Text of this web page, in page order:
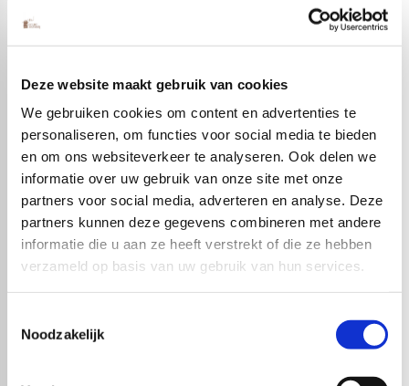
Deze website maakt gebruik van cookies
We gebruiken cookies om content en advertenties te
personaliseren, om functies voor social media te bieden
en om ons websiteverkeer te analyseren. Ook delen we
informatie over uw gebruik van onze site met onze
partners voor social media, adverteren en analyse. Deze
partners kunnen deze gegevens combineren met andere
informatie die u aan ze heeft verstrekt of die ze hebben
verzameld op basis van uw gebruik van hun services.
Noodzakelijk
Haakpakketten